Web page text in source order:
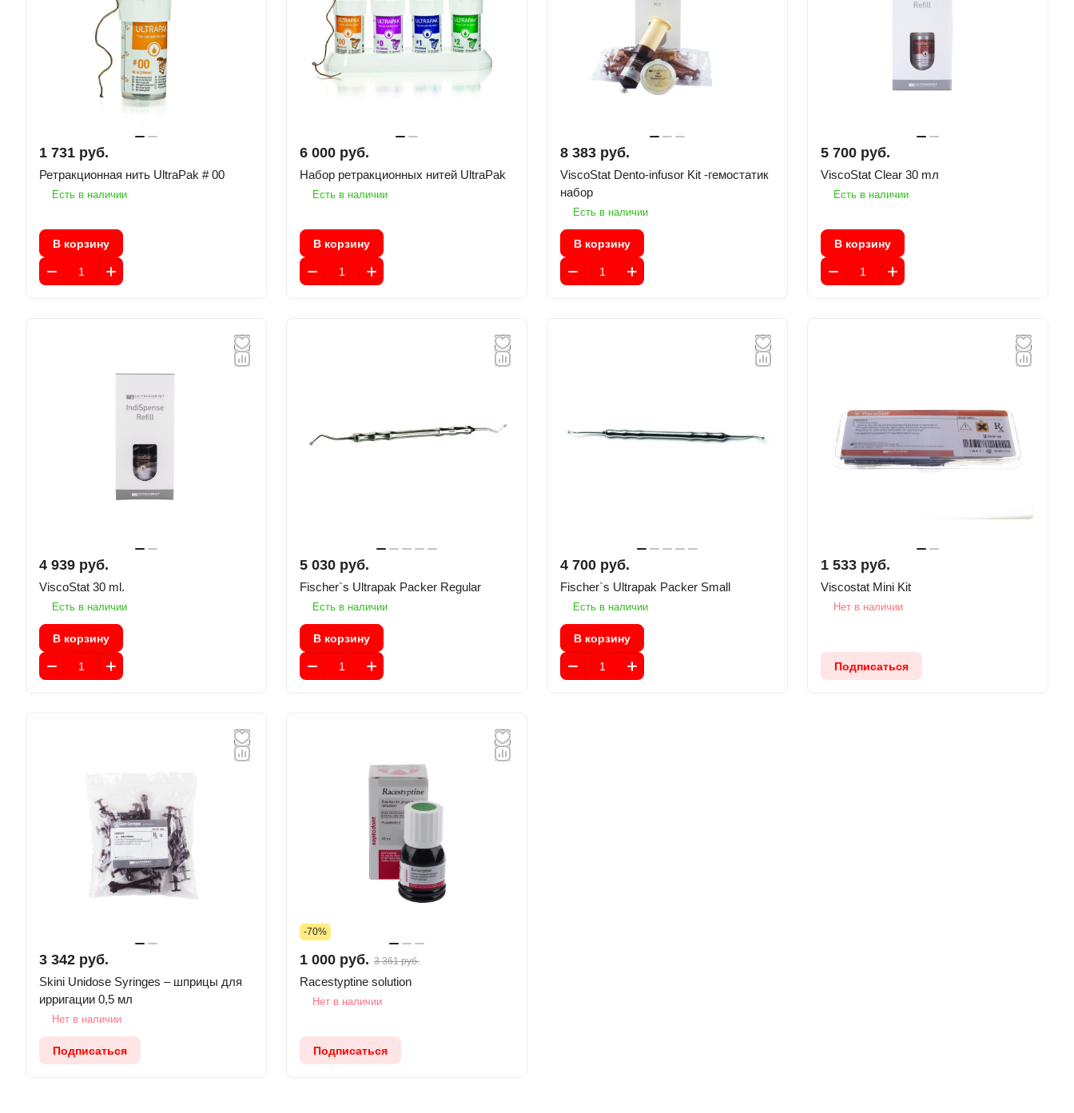
1 731 руб.
Ретракционная нить UltraPak # 00
Есть в наличии
В корзину
6 000 руб.
Набор ретракционных нитей UltraPak
Есть в наличии
В корзину
8 383 руб.
ViscoStat Dento-infusor Kit -гемостатик
набор
Есть в наличии
В корзину
5 700 руб.
ViscoStat Clear 30 mл
Есть в наличии
В корзину
4 939 руб.
ViscoStat 30 ml.
Есть в наличии
В корзину
5 030 руб.
Fischer`s Ultrapak Packer Regular
Есть в наличии
В корзину
4 700 руб.
Fischer`s Ultrapak Packer Small
Есть в наличии
В корзину
1 533 руб.
Viscostat Mini Kit
Нет в наличии
Подписаться
3 342 руб.
Skini Unidose Syringes – шприцы для
ирригации 0,5 мл
Нет в наличии
Подписаться
-70%
1 000 руб. 3 361 руб.
Racestyptine solution
Нет в наличии
Подписаться